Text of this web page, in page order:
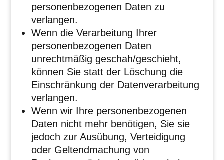
personenbezogenen Daten zu
verlangen.
Wenn die Verarbeitung Ihrer
personenbezogenen Daten
unrechtmäßig geschah/geschieht,
können Sie statt der Löschung die
Einschränkung der Datenverarbeitung
verlangen.
Wenn wir Ihre personenbezogenen
Daten nicht mehr benötigen, Sie sie
jedoch zur Ausübung, Verteidigung
oder Geltendmachung von